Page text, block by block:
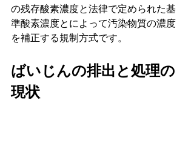
の残存酸素濃度と法律で定められた基
準酸素濃度とによって汚染物質の濃度
を補正する規制方式です。
ばいじんの排出と処理の
現状